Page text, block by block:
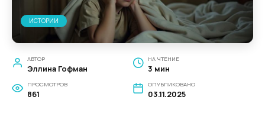
ИСТОРИИ
АВТОР
Эллина Гофман
НА ЧТЕНИЕ
3 мин
ПРОСМОТРОВ
861
ОПУБЛИКОВАНО
03.11.2025